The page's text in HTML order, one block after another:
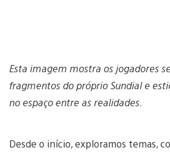
Esta imagem mostra os jogadores
fragmentos do próprio Sundial e
no espaço entre as realidades.
Desde o início, exploramos temas,